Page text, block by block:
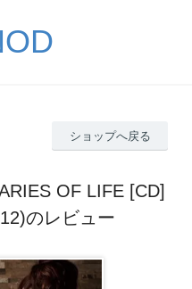
ショップへ戻る
OF LIFE [CD]
のレビュー